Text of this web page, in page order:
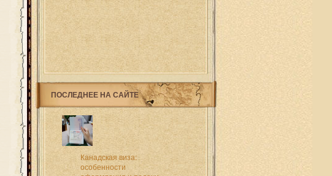
ПОСЛЕДНЕЕ НА САЙТЕ
Канадская виза:
особенности